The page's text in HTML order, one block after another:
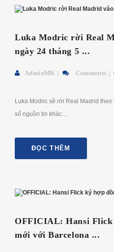
Luka Modric rời Real
ngày 24 tháng 5 ...
AdminMK Comments
Luka Modric sẽ rời Real Madrid
số nguồn tin khác....
ĐỌC THÊM
OFFICIAL: Hansi Flick
mới với Barcelona ...